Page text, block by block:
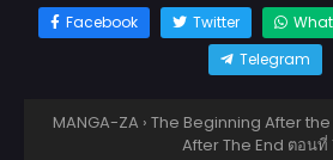
Facebook Twitter
Telegram
MANGA-ZA › The Beginning After the
After The End ตอนที่